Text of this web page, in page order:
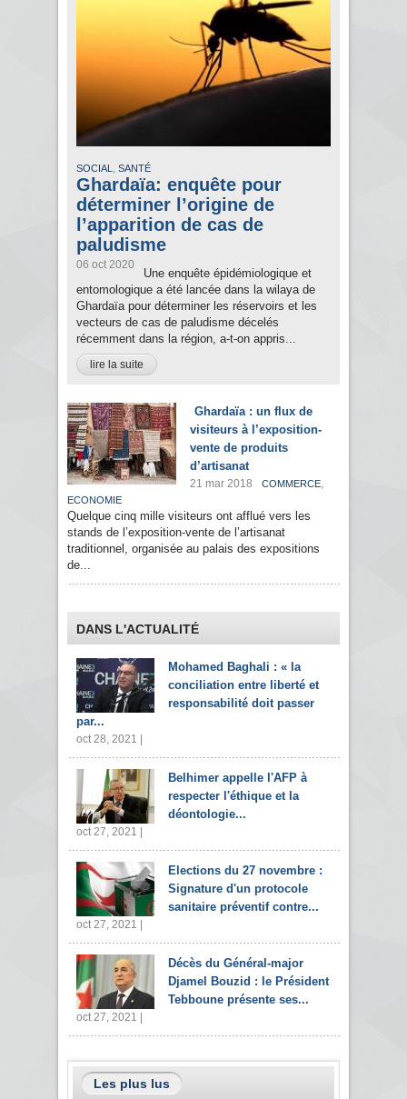
SOCIAL , SANTÉ
Ghardaïa: enquête pour
déterminer l’origine de
l’apparition de cas de
paludisme
06 oct 2020
Une enquête épidémiologique et
entomologique a été lancée dans la wilaya de
Ghardaïa pour déterminer les réservoirs et les
vecteurs de cas de paludisme décelés
récemment dans la région, a-t-on appris...
lire la suite
Ghardaïa : un flux de
visiteurs à l’exposition-
vente de produits
d’artisanat
21 mar 2018 COMMERCE,
ECONOMIE
Quelque cinq mille visiteurs ont afflué vers les
stands de l’exposition-vente de l’artisanat
traditionnel, organisée au palais des expositions
de...
DANS L'ACTUALITÉ
Mohamed Baghali : « la
conciliation entre liberté et
responsabilité doit passer
par...
oct 28, 2021 |
Belhimer appelle l'AFP à
respecter l'éthique et la
déontologie...
oct 27, 2021 |
Elections du 27 novembre :
Signature d'un protocole
sanitaire préventif contre...
oct 27, 2021 |
Décès du Général-major
Djamel Bouzid : le Président
Tebboune présente ses...
oct 27, 2021 |
Les plus lus